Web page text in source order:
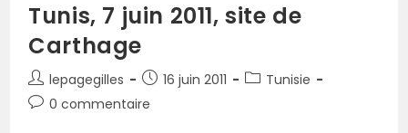
Tunis, 7 juin 2011, site de
Carthage
lepagegilles 16 juin 2011
Tunisie
0 commentaire